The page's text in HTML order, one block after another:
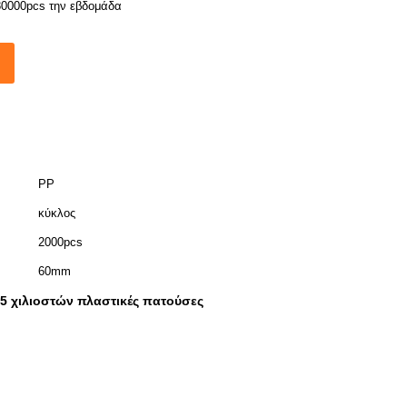
την εβδομάδα
PP
κύκλος
2000pcs
60mm
χιλιοστών πλαστικές πατούσες